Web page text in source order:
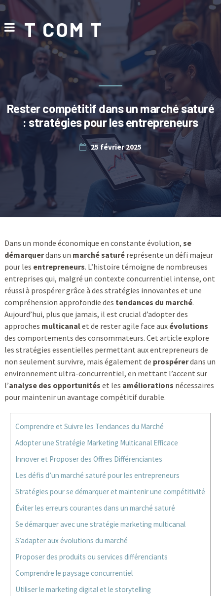
T COM T
Rester compétitif dans un marché saturé
: stratégies pour les entrepreneurs
25 février 2025
Dans un monde économique en constante évolution, se
démarquerdans un marché saturéreprésente un défi majeur
pour les entrepreneurs. L’histoire témoigne de nombreuses
entreprises qui, malgré un contexte concurrentiel intense, ont
réussi à prospérer grâce à des stratégies innovantes et une
compréhension approfondie des tendances du marché.
Aujourd’hui, plus que jamais, il est crucial d’adopter des
approches multicanalet de rester agile face aux évolutions
des comportements des consommateurs. Cet article explore
les stratégies essentielles permettant aux entrepreneurs de
non seulement survivre, mais également de prospérerdans un
environnement ultra-concurrentiel, en mettant l’accent sur
l’analyse des opportunités et les améliorations nécessaires
pour maintenir un avantage compétitif durable.
Comprendre et Suivre les Tendances du Marché
Adopter une Stratégie Marketing Multicanal Efficace
Innover et Proposer des Offres Différenciantes
Les défis d’un marché saturé pour les entrepreneurs
Stratégies pour se démarquer et maintenir une compétitivité
Éviter les erreurs courantes dans un marché saturé
Se démarquer avec une stratégie marketing multicanal
S’adapter aux évolutions du marché
Proposer des produits ou services différenciants
Comprendre le paysage concurrentiel
Utiliser le marketing digital et le storytelling